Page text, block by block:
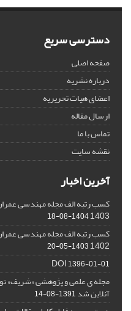
دسترسی سریع
صفحه اصلی
درباره نشریه
اعضای هیات تحریریه
ارسال مقاله
تماس با ما
نقشه سایت
آخرین اخبار
کسب رتبه الف مجله مهندسی
1403
1404-08-18
کسب رتبه الف مجله مهندسی
1402
1403-05-20
DOI1396-01-01
مجله ی علمی و پژوهشی «شریف»
آنلاین شد1391-08-14